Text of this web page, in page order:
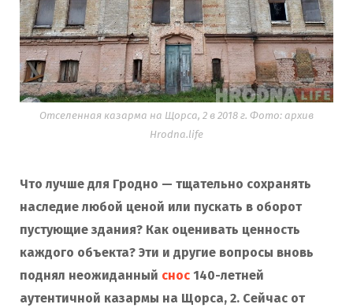
Отселенная казарма на Щорса, 2 в 2018 г. Фото: архив
Hrodna.life
Что лучше для Гродно — тщательно сохранять
наследие любой ценой или пускать в оборот
пустующие здания? Как оценивать ценность
каждого объекта? Эти и другие вопросы вновь
поднял неожиданный снос 140-летней
аутентичной казармы на Щорса, 2. Сейчас от